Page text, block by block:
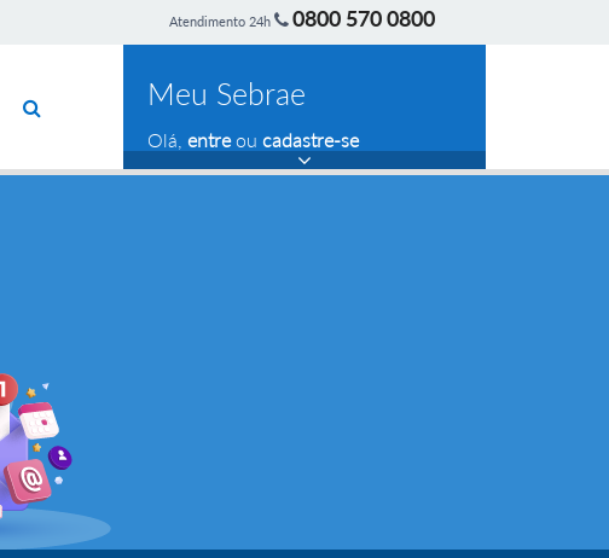
Atendimento 24h 0800 570 0800
Meu Sebrae
Olá, entreou cadastre-se